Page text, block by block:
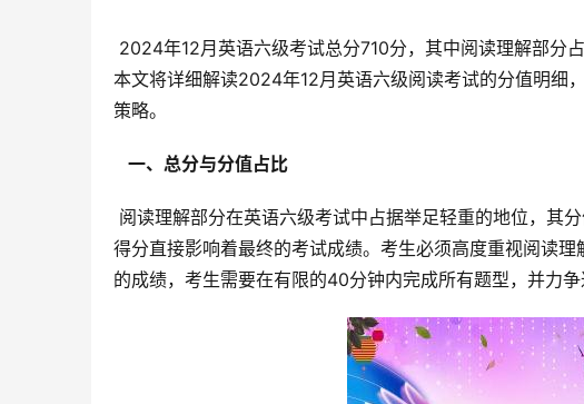
本文将详细解读2024年12月英语六级阅读考试的分值明细
策略。
  一、总分与分值占比
得分直接影响着最终的考试成绩。考生必须高度重视阅读
的成绩，考生需要在有限的40分钟内完成所有题型，并力